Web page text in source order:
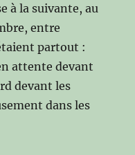
à la suivante, au
entre
partout :
attente devant
devant les
dans les